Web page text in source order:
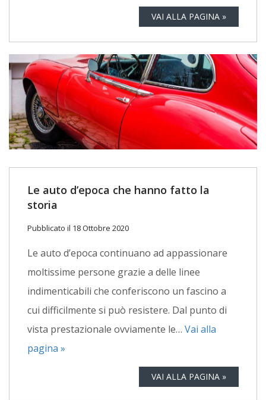
VAI ALLA PAGINA »
Le auto d’epoca che hanno fatto la
storia
Pubblicato il 18 Ottobre 2020
Le auto d’epoca continuano ad appassionare
moltissime persone grazie a delle linee
indimenticabili che conferiscono un fascino a
cui difficilmente si può resistere. Dal punto di
vista prestazionale ovviamente le… Vai alla
pagina »
VAI ALLA PAGINA »